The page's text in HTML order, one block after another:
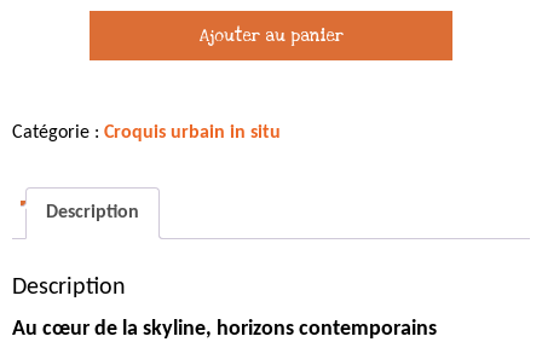
skyline,
2026
Ajouter au panier
Catégorie : Croquis urbain in situ
Description
Description
Au cœur de la skyline, horizons contemporains